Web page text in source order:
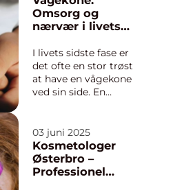
sur pligt, men med de
rigtige små
blive et sted, du rent
faktisk g...
Omsorg og
nærvær i livets
I livets sidste fase er
det ofte en stor trøst
at have en vågekone
ved sin side. En
støtte, både til den
terminale person og
deres pårørende, ved
at fokuse...
03 juni 2025
Kosmetologer
Østerbro –
Professionel